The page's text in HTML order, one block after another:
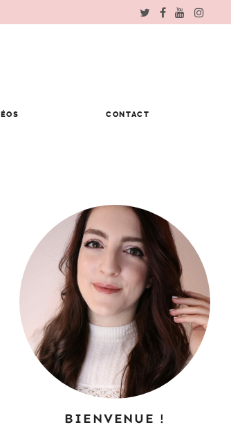
CONTACT
BIENVENUE !